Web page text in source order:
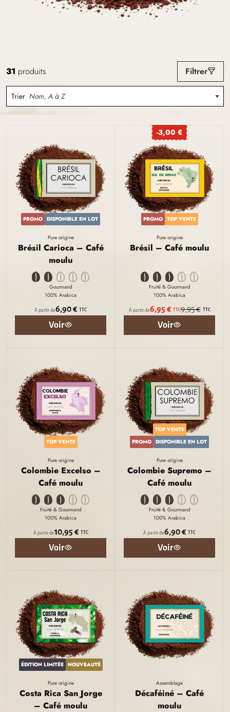
31 produits Filtrer
Trier Nom, A à Z
PROMO DISPONIBLE EN LOT
Pure origine
Brésil Carioca – Café
moulu
Gourmand
100% Arabica
À partir de6,90 € TTC
Voir
-3,00 €
PROMO TOP VENTE
Pure origine
Brésil – Café moulu
Fruité & Gourmand
100% Arabica
À partir de6,95 € TTC9,95 € TTC
Voir
TOP VENTE
Pure origine
Colombie Excelso –
Café moulu
Fruité & Gourmand
100% Arabica
À partir de10,95 € TTC
Voir
PROMO DISPONIBLE EN LOT
TOP VENTE
Pure origine
Colombie Supremo –
Café moulu
Fruité & Gourmand
100% Arabica
À partir de6,90 € TTC
Voir
ÉDITION LIMITÉE NOUVEAUTÉ
Pure origine
Costa Rica San Jorge
– Café moulu
Assemblage
Décaféiné – Café
moulu